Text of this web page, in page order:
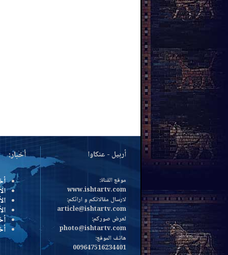
أربيل - عنكاوا
موقع القناة:
www.ishtartv.com
لارسال مقالاتكم و ارائكم:
article@ishtartv.com
لعرض صوركم:
photo@ishtartv.com
هاتف الموقع:
009647516234401
أخبار: